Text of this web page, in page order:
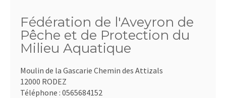
Fédération de l'Aveyron de
Pêche et de Protection du
Milieu Aquatique
Moulin de la Gascarie Chemin des Attizals
12000 RODEZ
Téléphone : 0565684152